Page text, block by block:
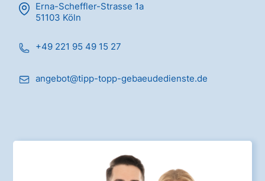
Erna-Scheffler-Strasse 1a
51103 Köln
+49 221 95 49 15 27
angebot@tipp-topp-gebaeudedienste.de